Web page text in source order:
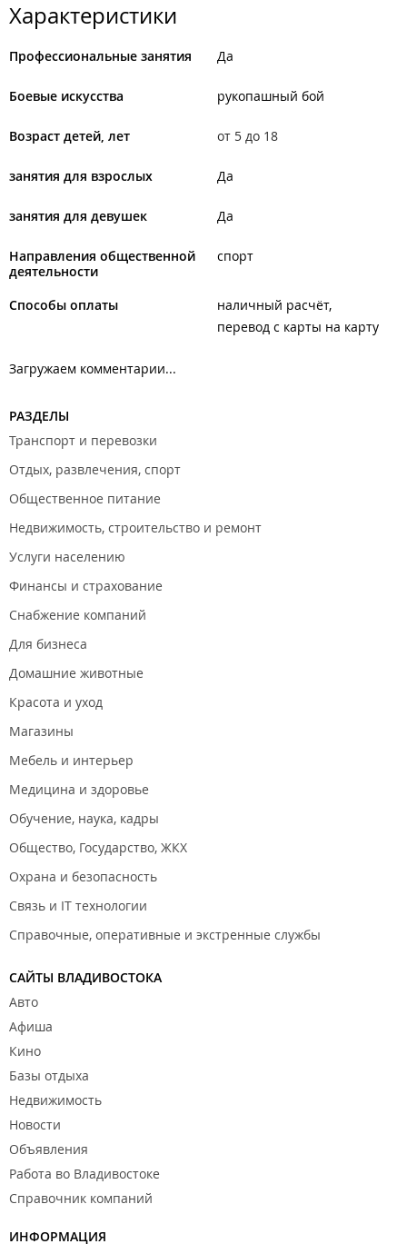
Характеристики
Профессиональные занятия Да
Боевые искусства рукопашный бой
Возраст детей, лет от 5 до 18
занятия для взрослых Да
занятия для девушек Да
Направления общественной
деятельности
спорт
Способы оплаты
наличный расчёт
перевод с карты на карту
Загружаем комментарии...
РАЗДЕЛЫ
Транспорт и перевозки
Отдых, развлечения, спорт
Общественное питание
Недвижимость, строительство и ремонт
Услуги населению
Финансы и страхование
Снабжение компаний
Для бизнеса
Домашние животные
Красота и уход
Магазины
Мебель и интерьер
Медицина и здоровье
Обучение, наука, кадры
Общество, Государство, ЖКХ
Охрана и безопасность
Связь и IT технологии
Справочные, оперативные и экстренные службы
САЙТЫ ВЛАДИВОСТОКА
Авто
Афиша
Кино
Базы отдыха
Недвижимость
Новости
Объявления
Работа во Владивостоке
Справочник компаний
ИНФОРМАЦИЯ